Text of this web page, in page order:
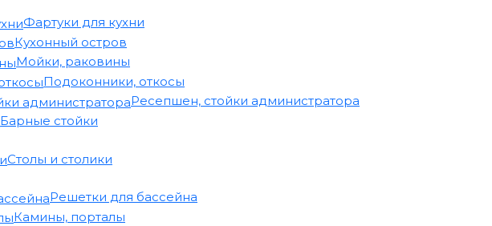
Фартуки для кухни
Кухонный остров
Мойки, раковины
Подоконники, откосы
Ресепшен, стойки администратора
Барные стойки
Столы и столики
Решетки для бассейна
Камины, порталы​​​